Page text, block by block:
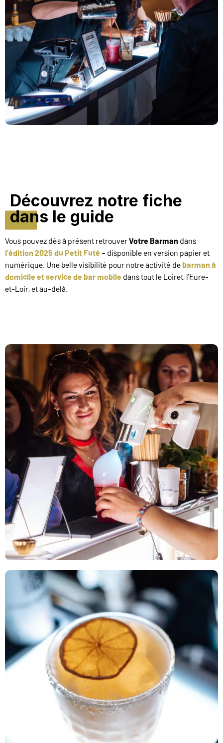
Découvrez notre fiche
dans le guide
Vous pouvez dès à présent retrouverVotre Barman dans
l’édition 2025 du Petit Futé – disponible en version papier et
numérique. Une belle visibilité pour notre activité de barman à
domicile et service de bar mobile dans tout le Loiret, l’Eure-
et-Loir, et au-delà.